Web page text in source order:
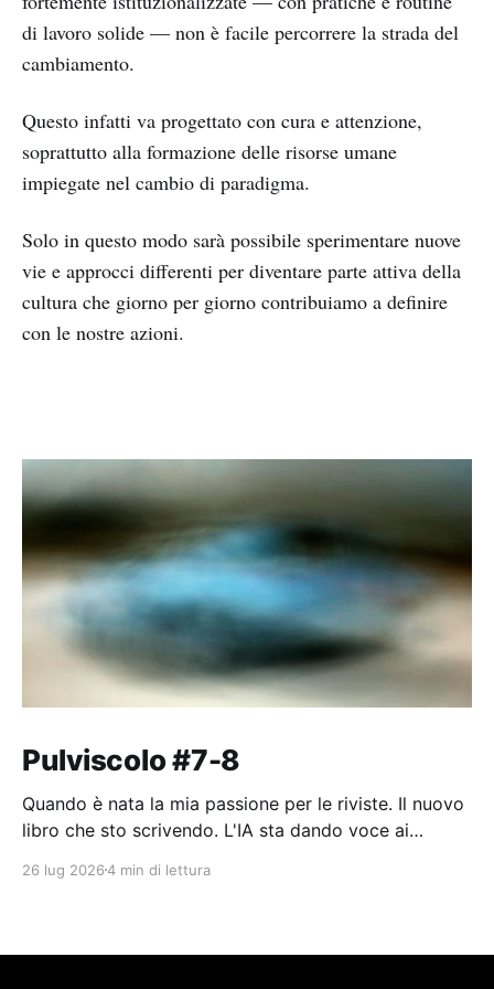
di lavoro solide — non è facile percorrere la strada del
cambiamento.
Questo infatti va progettato con cura e attenzione,
soprattutto alla formazione delle risorse umane
impiegate nel cambio di paradigma.
Solo in questo modo sarà possibile sperimentare nuove
vie e approcci differenti per diventare parte attiva della
cultura che giorno per giorno contribuiamo a definire
con le nostre azioni.
Pulviscolo #7-8
Quando è nata la mia passione per le riviste. Il nuovo
libro che sto scrivendo. L'IA sta dando voce ai
26 lug 20264 min di lettura